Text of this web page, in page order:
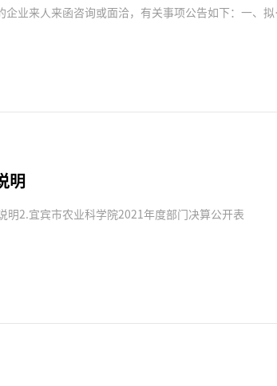
企业来人来函咨询或面洽，有关事项公告如下：一、
明
明2.宜宾市农业科学院2021年度部门决算公开表